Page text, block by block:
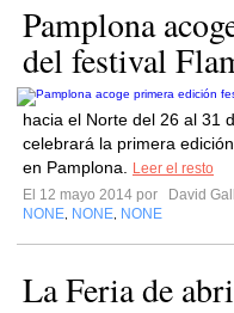
Pamplona
del festival
hacia el Norte del 26 al 31
celebrará la primera
en Pamplona.
Leer el resto
El 12 mayo 2014 por
David
NONE NONE NONE
La Feria de